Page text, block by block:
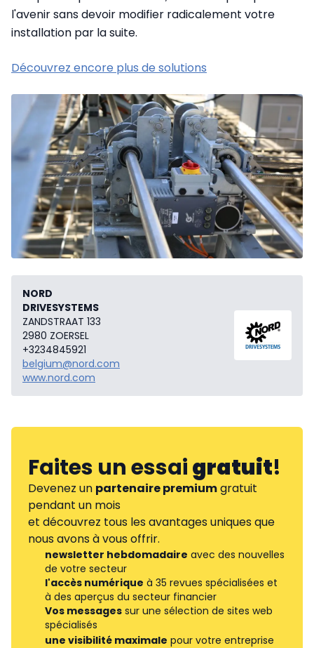
l'avenir sans devoir modifier radicalement votre
installation par la suite.
Découvrez encore plus de solutions
NORD
DRIVESYSTEMS
ZANDSTRAAT 133
2980 ZOERSEL
+3234845921
belgium@nord.com
www.nord.com
Faites un essaigratuit!
Devenez un partenaire premiumgratuit
pendant un mois
et découvrez tous les avantages uniques que
nous avons à vous offrir.
newsletter hebdomadaire avec des nouvelles
de votre secteur
l'accès numérique à 35 revues spécialisées et
à des aperçus du secteur financier
Vos messages sur une sélection de sites web
spécialisés
une visibilité maximale pour votre entreprise